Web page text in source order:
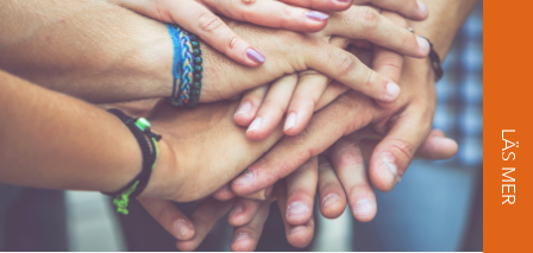
LÄS MER